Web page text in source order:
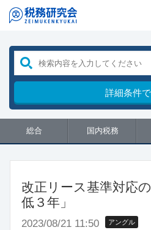
詳細条件
総合 国内税務
改正リース基準対応
低３年」
2023/08/21 11:50 アングル